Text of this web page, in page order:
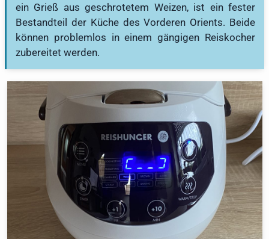
ein Grieß aus geschrotetem Weizen, ist ein fester
Bestandteil der Küche des Vorderen Orients. Beide
können problemlos in einem gängigen Reiskocher
zubereitet werden.